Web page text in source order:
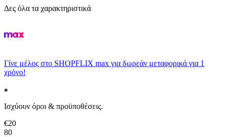
Δες όλα τα χαρακτηριστικά
Γίνε μέλος στο SHOPFLIX max για δωρεάν μεταφορικά για 1
χρόνο!
Ισχύουν όροι & προϋποθέσεις.
€20
80